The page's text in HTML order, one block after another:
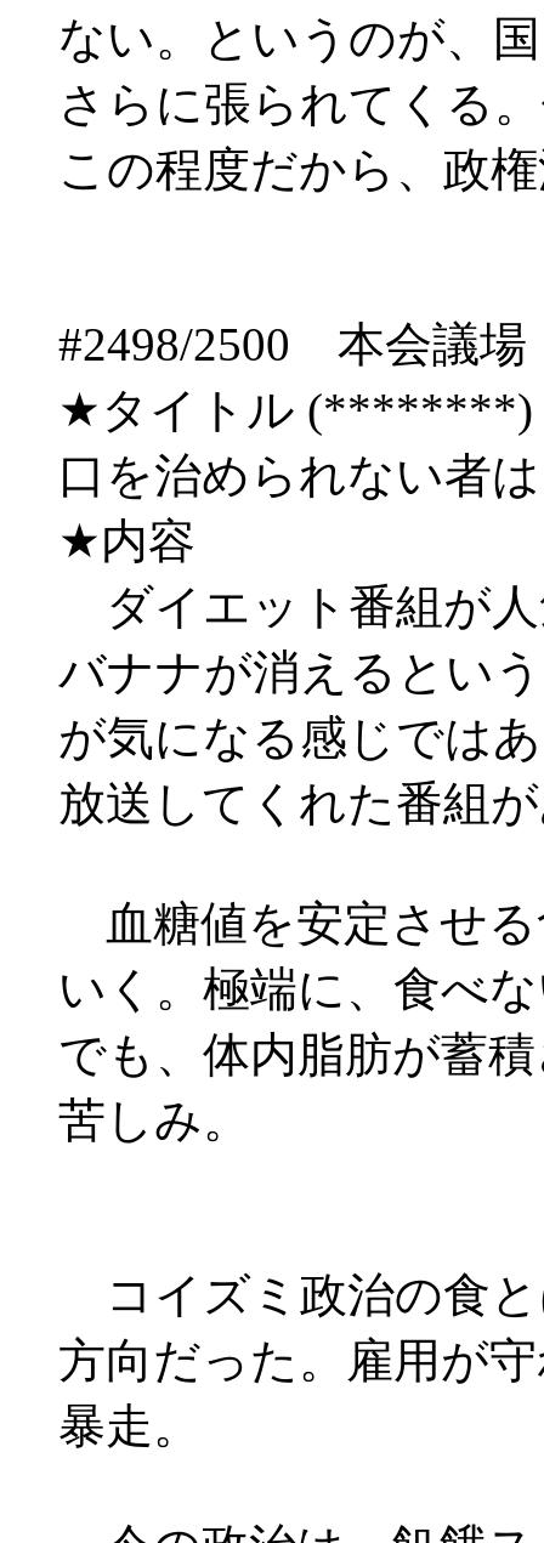
ない。というのが、
さらに張られてくる
この程度だから、政
#2498/2500 本会議
★タイトル (********)
口を治められない者
★内容
ダイエット番組が
バナナが消えるとい
が気になる感じでは
放送してくれた番組
血糖値を安定させる
いく。極端に、食べ
でも、体内脂肪が蓄
苦しみ。
コイズミ政治の食と
方向だった。雇用が
暴走。